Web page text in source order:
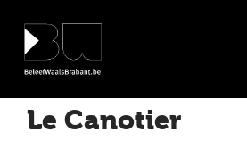
Le Canotier